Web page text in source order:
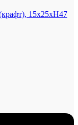
15x25xH47